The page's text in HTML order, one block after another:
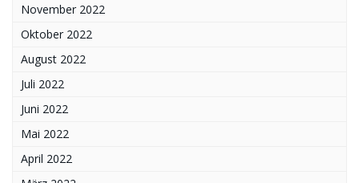
November 2022
Oktober 2022
August 2022
Juli 2022
Juni 2022
Mai 2022
April 2022